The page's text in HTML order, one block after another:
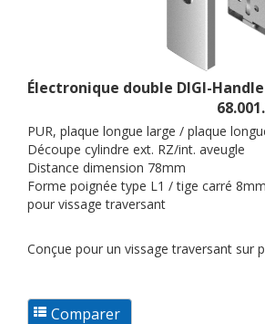
Électronique double DIGI-
PUR, plaque longue large / plaque
Découpe cylindre ext. RZ/int. aveugle
Distance dimension 78mm
Forme poignée type L1 / tige carré 8mm
pour vissage traversant
Conçue pour un vissage traversant sur